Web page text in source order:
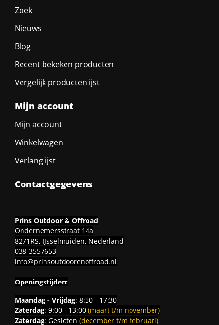
Zoek
Nieuws
Blog
Recent bekeken producten
Vergelijk productenlijst
Mijn account
Mijn account
Winkelwagen
Verlanglijst
Contactgegevens
Prins Outdoor & Offroad
Ondernemersstraat 14a
8271RS, IJsselmuiden, Nederland
038-3557653
info@prinsoutdoorenoffroad.nl
Openingstijden:
Maandag - Vrijdag: 8:30 - 17:30
Zaterdag: 9:00 - 13:00 (maart t/m november)
Zaterdag: Gesloten (december t/m februari)